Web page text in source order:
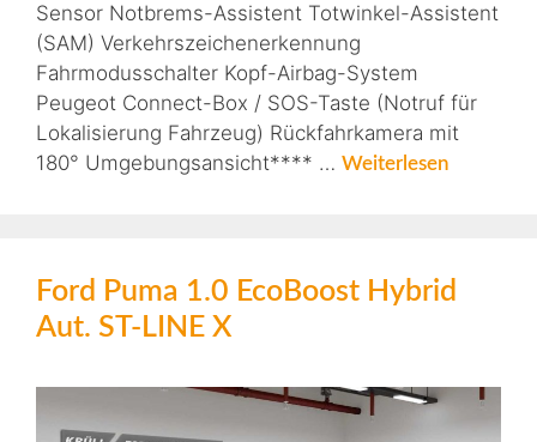
Sensor Notbrems-Assistent Totwinkel-Assistent
(SAM) Verkehrszeichenerkennung
Fahrmodusschalter Kopf-Airbag-System
Peugeot Connect-Box / SOS-Taste (Notruf für
Lokalisierung Fahrzeug) Rückfahrkamera mit
180° Umgebungsansicht**** … Weiterlesen
Ford Puma 1.0 EcoBoost Hybrid
Aut. ST-LINE X